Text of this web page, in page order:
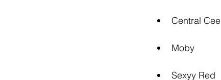
Central Cee
Moby
Sexyy Red